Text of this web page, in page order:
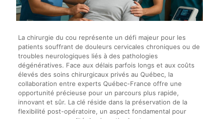
La chirurgie du cou représente un défi majeur pour les
patients souffrant de douleurs cervicales chroniques ou de
troubles neurologiques liés à des pathologies
dégénératives. Face aux délais parfois longs et aux coûts
élevés des soins chirurgicaux privés au Québec, la
collaboration entre experts Québec-France offre une
opportunité précieuse pour un parcours plus rapide,
innovant et sûr. La clé réside dans la préservation de la
flexibilité post-opératoire, un aspect fondamental pour